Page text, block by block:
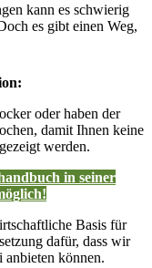
kann es schwierig
es gibt einen Weg,
oder haben der
damit Ihnen keine
werden.
in seiner
Basis für
dafür, dass wir
anbieten können.